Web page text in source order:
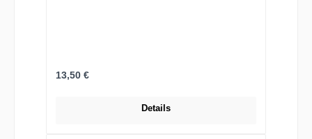
Regulärer Preis:
13,50 €
Details